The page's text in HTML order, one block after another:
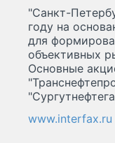
"Санкт-
году на
для
объективных
Основные
www.interfax.ru